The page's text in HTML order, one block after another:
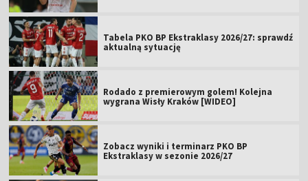
Tabela PKO BP Ekstraklasy 2026/27: sprawdź
aktualną sytuację
Rodado z premierowym golem! Kolejna
wygrana Wisły Kraków [WIDEO]
Zobacz wyniki i terminarz PKO BP
Ekstraklasy w sezonie 2026/27